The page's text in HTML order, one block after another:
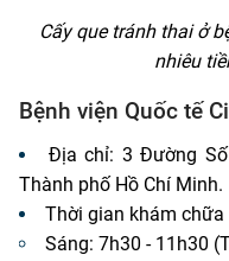
Cấy que tránh thai ở
nhiêu
Bệnh viện Quốc tế
Địa chỉ: 3 Đường
Thành phố Hồ Chí Minh.
Thời gian khám chữa
Sáng: 7h30 - 11h30